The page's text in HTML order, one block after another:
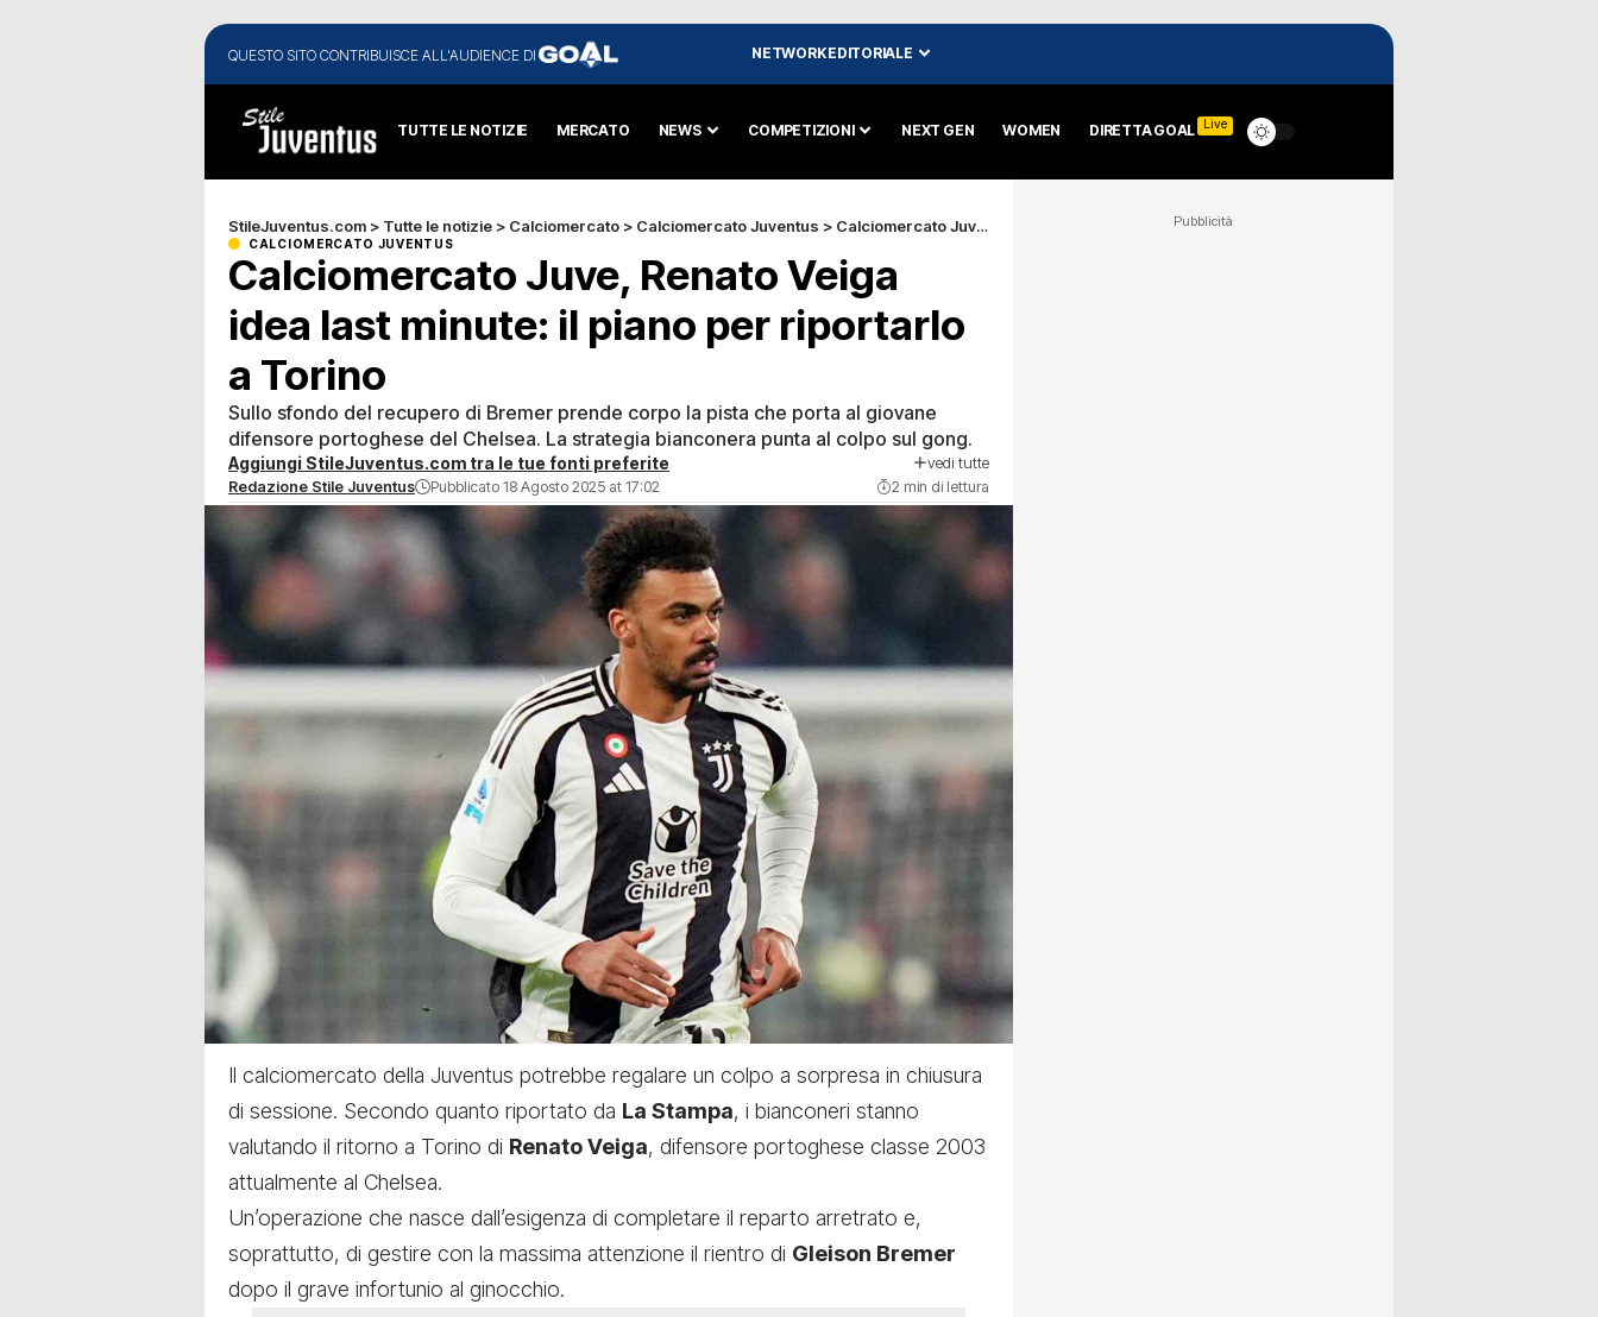
QUESTO SITO CONTRIBUISCE ALL'AUDIENCE DI NETWORK EDITORIALE
TUTTE LE NOTIZIE MERCATO NEWS COMPETIZIONI NEXT GEN WOMEN DIRETTA GOAL Live
StileJuventus.com > Tutte le notizie > Calciomercato > Calciomercato Juventus > Calciomercato Juve, Renato Veiga idea last minute: il piano per riportarlo a Torino
CALCIOMERCATO JUVENTUS
Calciomercato Juve, Renato Veiga
idea last minute: il piano per riportarlo
a Torino
Sullo sfondo del recupero di Bremer prende corpo la pista che porta al giovane
difensore portoghese del Chelsea. La strategia bianconera punta al colpo sul gong.
Aggiungi StileJuventus.com tra le tue fonti preferite vedi tutte
Redazione Stile Juventus Pubblicato 18 Agosto 2025 at 17:02 2 min di lettura
Il calciomercato della Juventus potrebbe regalare un colpo a sorpresa in chiusura
di sessione. Secondo quanto riportato da La Stampa, i bianconeri stanno
valutando il ritorno a Torino di Renato Veiga, difensore portoghese classe 2003
attualmente al Chelsea.
Un’operazione che nasce dall’esigenza di completare il reparto arretrato e,
soprattutto, di gestire con la massima attenzione il rientro di Gleison Bremer
dopo il grave infortunio al ginocchio.
Pubblicità